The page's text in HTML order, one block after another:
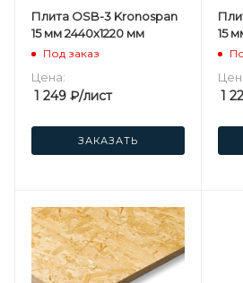
Плита OSB-3 Kronospan
15 мм 2440х1220 мм
Под заказ
Цена:
1 249 ₽/лист
ЗАКАЗАТЬ
15
1